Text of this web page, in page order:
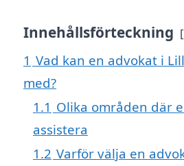
Innehållsförteckning
1 Vad kan en advokat i
med?
1.1 Olika områden där
assistera
1.2 Varför välja en